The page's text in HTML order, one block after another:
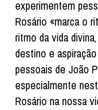
experimentem
Rosário «marca o
ritmo da vida
destino e
pessoais de João
especialmente
Rosário na nossa